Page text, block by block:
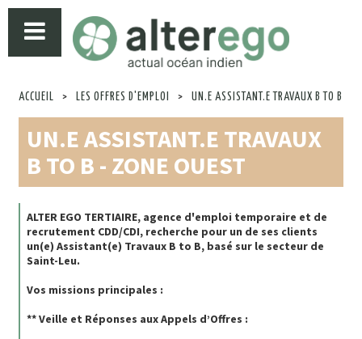
ACCUEIL > LES OFFRES D'EMPLOI > UN.E ASSISTANT.E TRAVAUX B TO B
UN.E ASSISTANT.E TRAVAUX
B TO B - ZONE OUEST
ALTER EGO TERTIAIRE, agence d'emploi temporaire et de
recrutement CDD/CDI, recherche pour un de ses clients
un(e) Assistant(e) Travaux B to B, basé sur le secteur de
Saint-Leu.
Vos missions principales :
** Veille et Réponses aux Appels d’Offres :